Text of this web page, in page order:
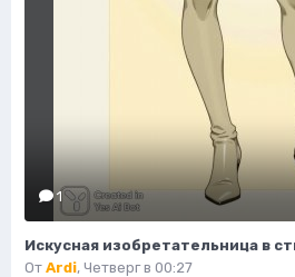
1
От Ardi, Четверг в 00:27